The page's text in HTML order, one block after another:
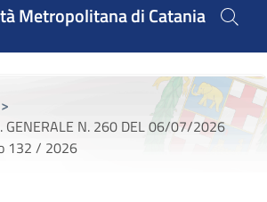
Metropolitana di Catania
>
GENERALE N. 260 DEL 06/07/2026
132 / 2026